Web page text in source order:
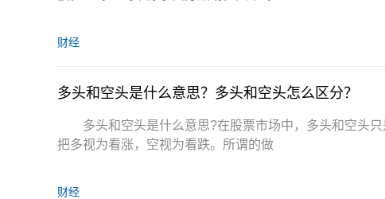
财经
多头和空头是什么意思？多头和空头怎么区分？
多头和空头是什么意思?在股票市场中，多头和空头
把多视为看涨，空视为看跌。所谓的做
财经